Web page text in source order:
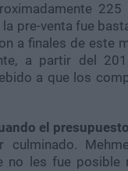
pre-venta fue
a finales de este
a partir del
a que los
el
no les fue